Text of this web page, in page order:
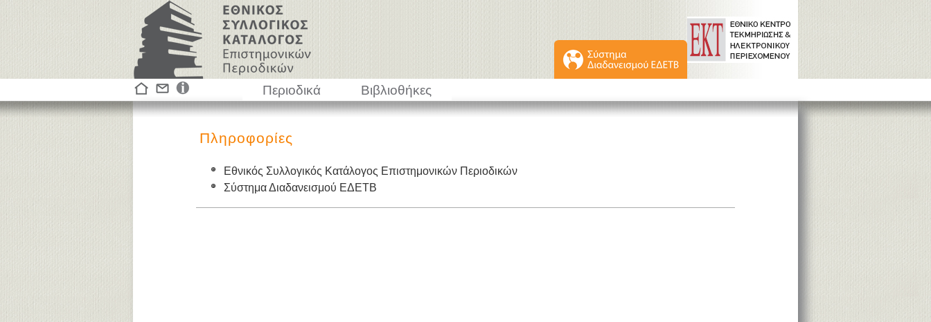
Περιοδικά Βιβλιοθήκες
Πληροφορίες
Εθνικός Συλλογικός Κατάλογος Επιστημονικών Περιοδικών
Σύστημα Διαδανεισμού ΕΔΕΤΒ